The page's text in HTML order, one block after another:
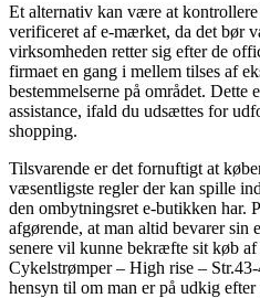
Et alternativ kan være at
verificeret af e-mærket, da det bør
virksomheden retter sig efter de
firmaet en gang i mellem tilses af
bestemmelserne på området. Dette
assistance, ifald du udsættes for
shopping.
Tilsvarende er det fornuftigt at
væsentligste regler der kan spille
den ombytningsret e-butikken har.
afgørende, at man altid bevarer sin
senere vil kunne bekræfte sit køb
Cykelstrømper – High rise –
hensyn til om man er på udkig